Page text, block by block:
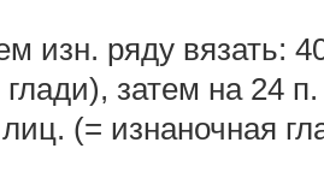
изн. ряду вязать:
глади), затем на 24
(= изнаночная